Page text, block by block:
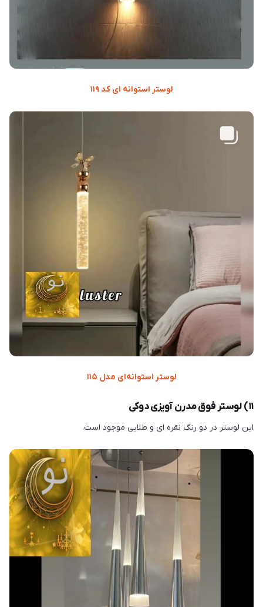
لوستر استوانه ای کد ۱۱۹
لوستر استوانه‌ای مدل ۱۱۵
۱۱) لوستر فوق مدرن آویزی دوکی
این لوستر در دو رنگ نقره ای و طلایی موجود است.